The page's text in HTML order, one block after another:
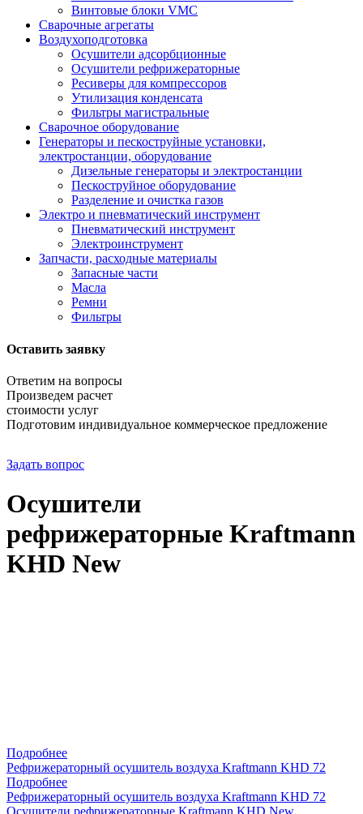
Винтовые блоки VMC
Сварочные агрегаты
Воздухоподготовка
Осушители адсорбционные
Осушители рефрижераторные
Ресиверы для компрессоров
Утилизация конденсата
Фильтры магистральные
Сварочное оборудование
Генераторы и пескоструйные установки,
электростанции, оборудование
Дизельные генераторы и электростанции
Пескоструйное оборудование
Разделение и очистка газов
Электро и пневматический инструмент
Пневматический инструмент
Электроинструмент
Запчасти, расходные материалы
Запасные части
Масла
Ремни
Фильтры
Оставить заявку
Ответим на вопросы
Произведем расчет
стоимости услуг
Подготовим индивидуальное коммерческое предложение
Задать вопрос
Осушители
рефрижераторные Kraftmann
KHD New
Подробнее
Рефрижераторный осушитель воздуха Kraftmann KHD 72
Подробнее
Рефрижераторный осушитель воздуха Kraftmann KHD 72
Осушители рефрижераторные Kraftmann KHD New